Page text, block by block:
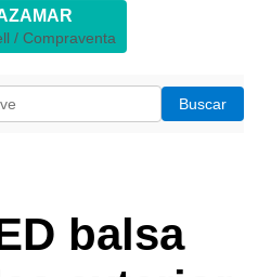
/ Compraventa
balsa